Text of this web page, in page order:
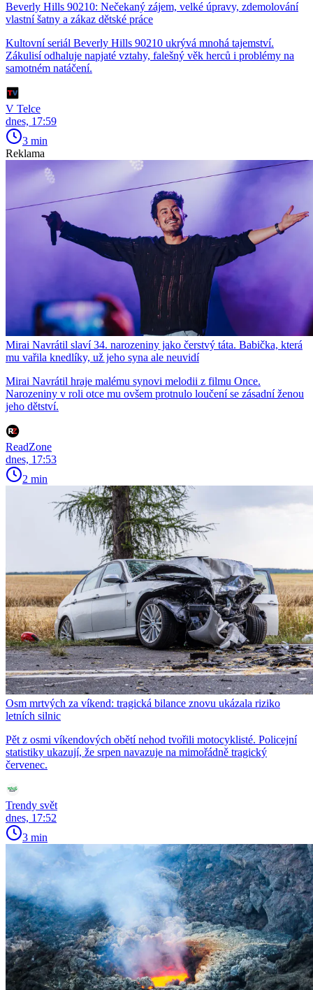
Beverly Hills 90210: Nečekaný zájem, velké úpravy, zdemolování
vlastní šatny a zákaz dětské práce
Kultovní seriál Beverly Hills 90210 ukrývá mnohá tajemství.
Zákulisí odhaluje napjaté vztahy, falešný věk herců i problémy na
samotném natáčení.
V Telce
dnes, 17:59
3 min
Reklama
Mirai Navrátil slaví 34. narozeniny jako čerstvý táta. Babička, která
mu vařila knedlíky, už jeho syna ale neuvidí
Mirai Navrátil hraje malému synovi melodii z filmu Once.
Narozeniny v roli otce mu ovšem protnulo loučení se zásadní ženou
jeho dětství.
ReadZone
dnes, 17:53
2 min
Osm mrtvých za víkend: tragická bilance znovu ukázala riziko
letních silnic
Pět z osmi víkendových obětí nehod tvořili motocyklisté. Policejní
statistiky ukazují, že srpen navazuje na mimořádně tragický
červenec.
Trendy svět
dnes, 17:52
3 min